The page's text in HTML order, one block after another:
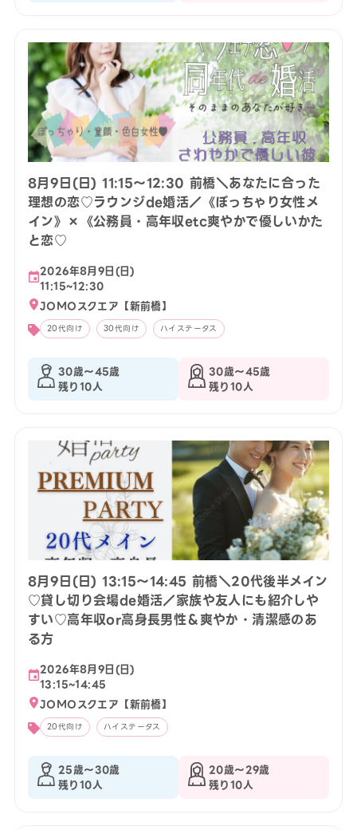
8月9日(日) 11:15〜12:30 前橋＼あなたに合った
理想の恋♡ラウンジde婚活／《ぽっちゃり女性メ
イン》×《公務員・高年収etc爽やかで優しいかた
と恋♡
2026年8月9日(日)
11:15~12:30
JOMOスクエア【新前橋】
20代向け 30代向け ハイステータス
30歳〜45歳
残り10人
30歳〜45歳
残り10人
8月9日(日) 13:15〜14:45 前橋＼20代後半メイン
♡貸し切り会場de婚活／家族や友人にも紹介しや
すい♡高年収or高身長男性＆爽やか・清潔感のあ
る方
2026年8月9日(日)
13:15~14:45
JOMOスクエア【新前橋】
20代向け ハイステータス
25歳〜30歳
残り10人
20歳〜29歳
残り10人